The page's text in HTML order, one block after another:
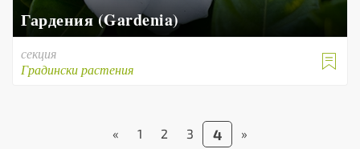
Гардения (Gardenia)

секция
Градински растения
« 1 2 3 4 »